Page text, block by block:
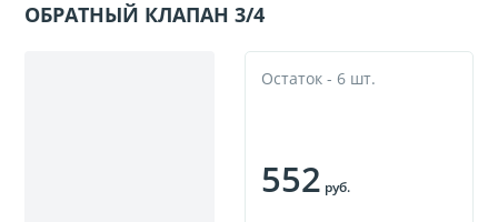
ОБРАТНЫЙ КЛАПАН 3/4
Остаток - 6 шт.
552 руб.